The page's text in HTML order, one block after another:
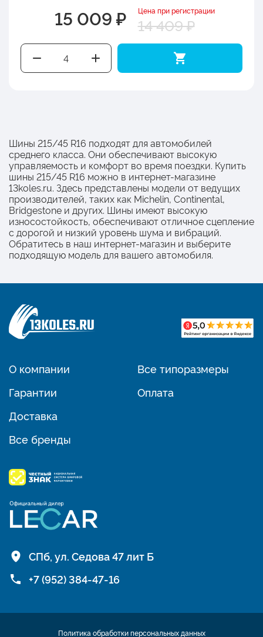
15 009 ₽ Цена при регистрации
14 409 ₽
Шины 215/45 R16 подходят для автомобилей
среднего класса. Они обеспечивают высокую
управляемость и комфорт во время поездки. Купить
шины 215/45 R16 можно в интернет-магазине
13koles.ru. Здесь представлены модели от ведущих
производителей, таких как Michelin, Continental,
Bridgestone и других. Шины имеют высокую
износостойкость, обеспечивают отличное сцепление
с дорогой и низкий уровень шума и вибраций.
Обратитесь в наш интернет-магазин и выберите
подходящую модель для вашего автомобиля.
О компании
Гарантии
Доставка
Все бренды
Все типоразмеры
Оплата
СПб, ул. Седова 47 лит Б
+7 (952) 384-47-16
Политика обработки персональных данных